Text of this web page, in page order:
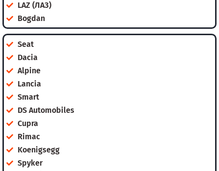
LAZ (ЛАЗ)
Bogdan
Seat
Dacia
Alpine
Lancia
Smart
DS Automobiles
Cupra
Rimac
Koenigsegg
Spyker